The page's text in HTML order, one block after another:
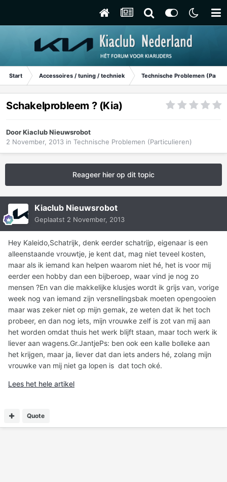
Start Accessoires / tuning / techniek Technische Problemen
Schakelprobleem ? (Kia)
DoorKiaclub Nieuwsrobot
2 November, 2013 in Technische Problemen (Particulieren)
Reageer hier op dit topic
Kiaclub Nieuwsrobot
Geplaatst 2 November, 2013
Hey Kaleido,Schatrijk, denk eerder schatrijp, eigenaar is een
alleenstaande vrouwtje, je kent dat, mag niet teveel kosten,
maar als ik iemand kan helpen waarom niet hé, het is voor mij
eerder een hobby dan een bijberoep, waar vind je nog zo
mensen ?En van die makkelijke klusjes wordt ik grijs van, vorige
week nog van iemand zijn versnellingsbak moeten opengooien
maar was zeker niet op mijn gemak, ze weten dat ik het toch
probeer, en dan nog iets, mijn vrouwke zelf is zot van mij aan
het worden omdat thuis het werk blijft staan, maar toch werk ik
liever aan wagens.Gr.JantjePs: ben ook een kalle bolleke aan
het krijgen, maar ja, liever dat dan iets anders hé, zolang mijn
vrouwke van mij niet ga lopen is dat toch oké.
Lees het hele artikel
Quote